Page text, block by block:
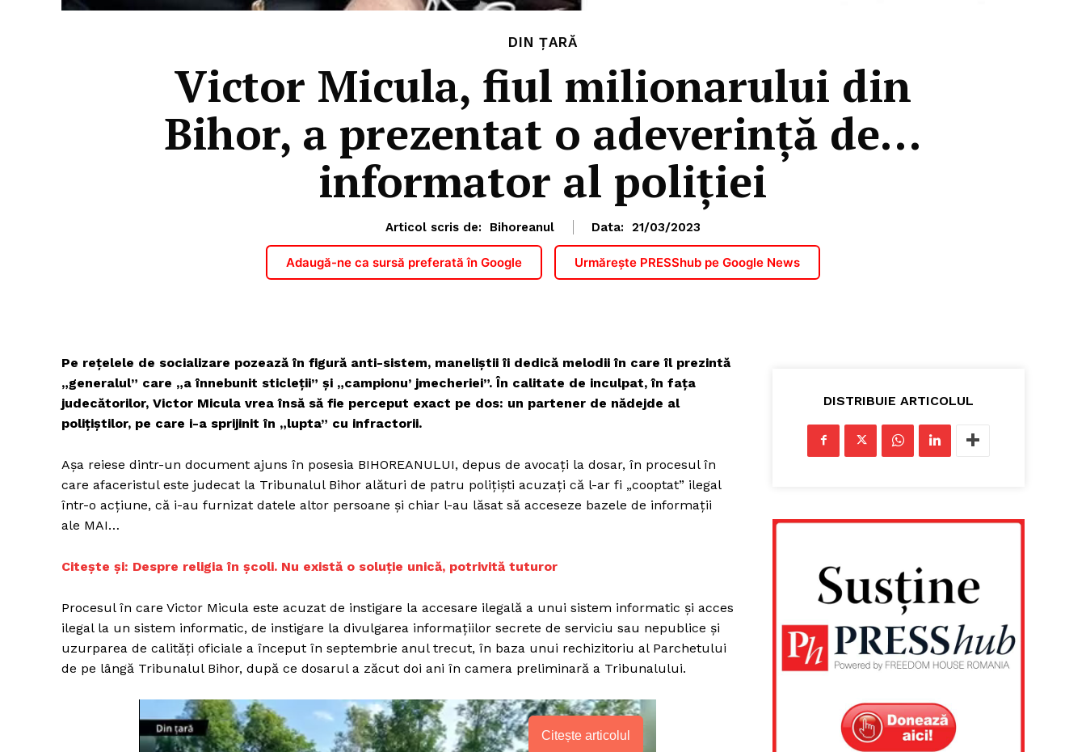
DIN ȚARĂ
Victor Micula, fiul milionarului din
Bihor, a prezentat o adeverință de…
informator al poliției
Articol scris de: Bihoreanul Data: 21/03/2023
Adaugă-ne ca sursă preferată în Google Urmărește PRESShub pe Google News
Pe reţelele de socializare pozează în figură anti-sistem, maneliştii îi dedică melodii în care îl prezintă
„generalul” care „a înnebunit sticleţii” și „campionu’ jmecheriei”. În calitate de inculpat, în faţa
judecătorilor, Victor Micula vrea însă să fie perceput exact pe dos: un partener de nădejde al
poliţiştilor, pe care i-a sprijinit în „lupta” cu infractorii.
Aşa reiese dintr-un document ajuns în posesia BIHOREANULUI, depus de avocați la dosar, în procesul în
care afaceristul este judecat la Tribunalul Bihor alături de patru poliţişti acuzaţi că l-ar fi „cooptat” ilegal
într-o acţiune, că i-au furnizat datele altor persoane şi chiar l-au lăsat să acceseze bazele de informații
ale MAI…
Citește și: Despre religia în școli. Nu există o soluție unică, potrivită tuturor
Procesul în care Victor Micula este acuzat de instigare la accesare ilegală a unui sistem informatic și acces
ilegal la un sistem informatic, de instigare la divulgarea informaţiilor secrete de serviciu sau nepublice şi
uzurparea de calităţi oficiale a început în septembrie anul trecut, în baza unui rechizitoriu al Parchetului
de pe lângă Tribunalul Bihor, după ce dosarul a zăcut doi ani în camera preliminară a Tribunalului.
Citește articolul
DISTRIBUIE ARTICOLUL